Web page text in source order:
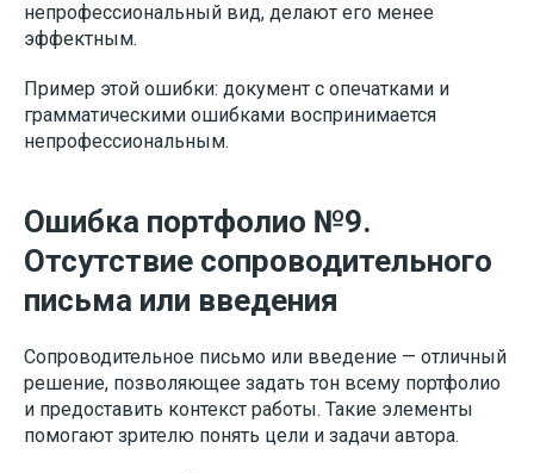
непрофессиональный вид, делают его менее
эффектным.
Пример этой ошибки: документ с опечатками и
грамматическими ошибками воспринимается
непрофессиональным.
Ошибка портфолио №9.
Отсутствие сопроводительного
письма или введения
Сопроводительное письмо или введение — отличный
решение, позволяющее задать тон всему портфолио
и предоставить контекст работы. Такие элементы
помогают зрителю понять цели и задачи автора.